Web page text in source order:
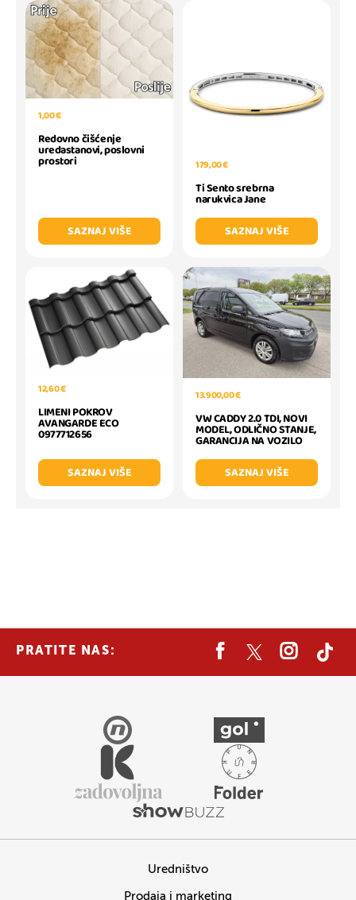
1,00 €
Redovno čišćenje
uredastanovi, poslovni
prostori
SAZNAJ VIŠE
179,00 €
Ti Sento srebrna
narukvica Jane
SAZNAJ VIŠE
12,60 €
LIMENI POKROV
AVANGARDE ECO
0977712656
SAZNAJ VIŠE
13.900,00 €
VW CADDY 2.0 TDI, NOVI
MODEL, ODLIČNO STANJE,
GARANCIJA NA VOZILO
SAZNAJ VIŠE
PRATITE NAS:
Uredništvo
Prodaja i marketing